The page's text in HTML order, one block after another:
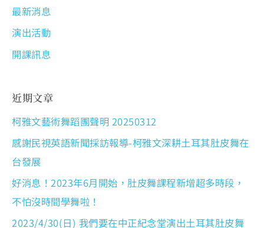
最新消息
演出活動
開課訊息
近期文章
柯雅文藝術舞蹈團聲明 20250312
感謝民視英語新聞採訪報導-柯雅文深耕土耳其肚皮舞在
台發展
好消息！2023年6月開始，肚皮舞課程新增超多時段，
不怕沒時間學舞啦！
2023/4/30(日) 我們要在中正紀念堂演出土耳其肚皮舞